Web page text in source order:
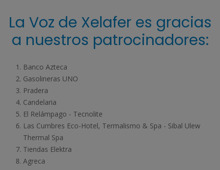
La Voz de Xelafer es gracias
a nuestros patrocinadores:
Banco Azteca
Gasolineras UNO
Pradera
Candelaria
El Relámpago - Tecnolite
Las Cumbres Eco-Hotel, Termalismo & Spa - Sibal Ulew
Thermal Spa
Tiendas Elektra
Agreca